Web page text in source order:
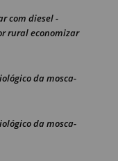
com diesel -
rural economizar
da mosca-
da mosca-